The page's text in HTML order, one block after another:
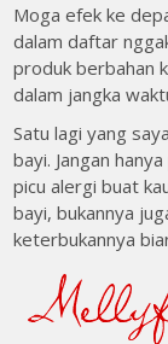
Moga efek ke
dalam daftar
produk berbahan
dalam jangka
Satu lagi yang
bayi. Jangan
picu alergi buat
bayi, bukannya
keterbukannya